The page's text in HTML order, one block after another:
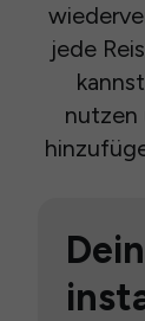
jede
nutzen